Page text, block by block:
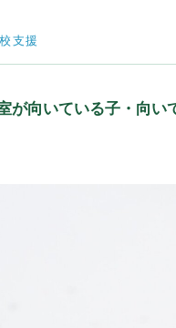
支援
が向いている子・向い